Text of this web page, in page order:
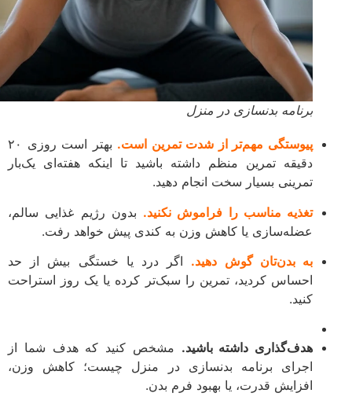
برنامه بدنسازی در منزل
پیوستگی مهم‌تر از شدت تمرین است.
بهتر است روزی ۲۰
دقیقه تمرین منظم داشته باشید تا اینکه هفته‌ای یک‌بار
تمرینی بسیار سخت انجام دهید.
تغذیه مناسب را فراموش نکنید. بدون رژیم غذایی سالم،
عضله‌سازی یا کاهش وزن به کندی پیش خواهد رفت.
به بدن‌تان گوش دهید.اگر درد یا خستگی بیش از حد
احساس کردید، تمرین را سبک‌تر کرده یا یک روز استراحت
هدف‌گذاری داشته باشید.مشخص کنید که هدف شما از
اجرای برنامه بدنسازی در منزل چیست؛ کاهش وزن،
افزایش قدرت، یا بهبود فرم بدن.